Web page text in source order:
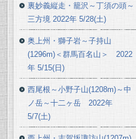
裏妙義縦走・籠沢～丁須の頭～
三方境 2022年 5/28(土)
奥上州・獅子岩～子持山
(1296m)＜群馬百名山＞ 2022
年 5/15(日)
西尾根～小野子山(1208m)～中
ノ岳～十二ヶ岳 2022年
5/7(土)